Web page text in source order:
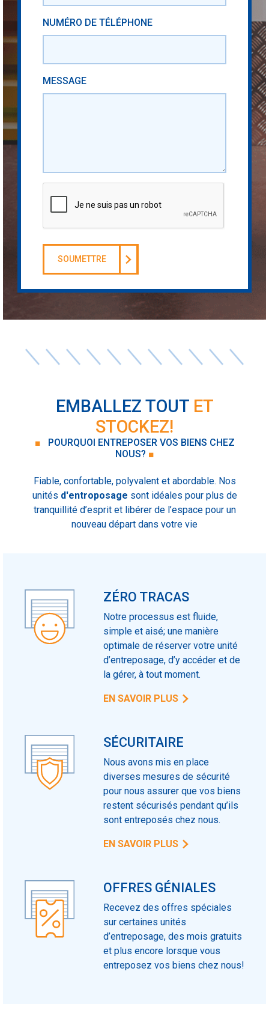
NUMÉRO DE TÉLÉPHONE
MESSAGE
SOUMETTRE
EMBALLEZ TOUT ET
STOCKEZ!
■
POURQUOI ENTREPOSER VOS BIENS CHEZ
NOUS? ■
Fiable, confortable, polyvalent et abordable. Nos
unités d'entroposage sont idéales pour plus de
tranquillité d’esprit et libérer de l’espace pour un
nouveau départ dans votre vie
ZÉRO TRACAS
Notre processus est fluide,
simple et aisé; une manière
optimale de réserver votre unité
d’entreposage, d’y accéder et de
la gérer, à tout moment.
EN SAVOIR PLUS
SÉCURITAIRE
Nous avons mis en place
diverses mesures de sécurité
pour nous assurer que vos biens
restent sécurisés pendant qu’ils
sont entreposés chez nous.
EN SAVOIR PLUS
OFFRES GÉNIALES
Recevez des offres spéciales
sur certaines unités
d’entreposage, des mois gratuits
et plus encore lorsque vous
entreposez vos biens chez nous!